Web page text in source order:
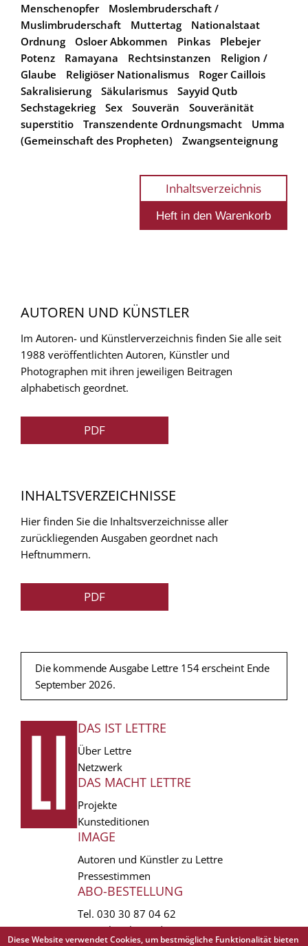
Menschenopfer
Moslembruderschaft /
Muslimbruderschaft
Muttertag
Nationalstaat
Ordnung
Osloer Abkommen Pinkas
Plebejer
Potenz
Ramayana Rechtsinstanzen
Religion /
Glaube
Religiöser Nationalismus
Roger Caillois
Sakralisierung
Säkularismus
Sayyid Qutb
Sechstagekrieg
Sex Souverän
Souveränität
superstitio
Transzendente Ordnungsmacht
Umma
(Gemeinschaft des Propheten)
Zwangsenteignung
Inhaltsverzeichnis
AUTOREN UND KÜNSTLER
Im Autoren- und Künstlerverzeichnis finden Sie alle seit
1988 veröffentlichten Autoren, Künstler und
Photographen mit ihren jeweiligen Beitragen
alphabetisch geordnet.
PDF
INHALTSVERZEICHNISSE
Hier finden Sie die Inhaltsverzeichnisse aller
zurückliegenden Ausgaben geordnet nach
Heftnummern.
PDF
Die kommende Ausgabe Lettre 154 erscheint Ende
September 2026.
FUSSZEILE
DAS IST LETTRE
Über Lettre
Netzwerk
DAS MACHT LETTRE
Projekte
Kunsteditionen
IMAGE
Autoren und Künstler zu Lettre
Pressestimmen
ABO-BESTELLUNG
Tel. 030 30 87 04 62
vertrieb(at)lettre.de
Diese Website verwendet Cookies, um bestmögliche Funktionalität bieten